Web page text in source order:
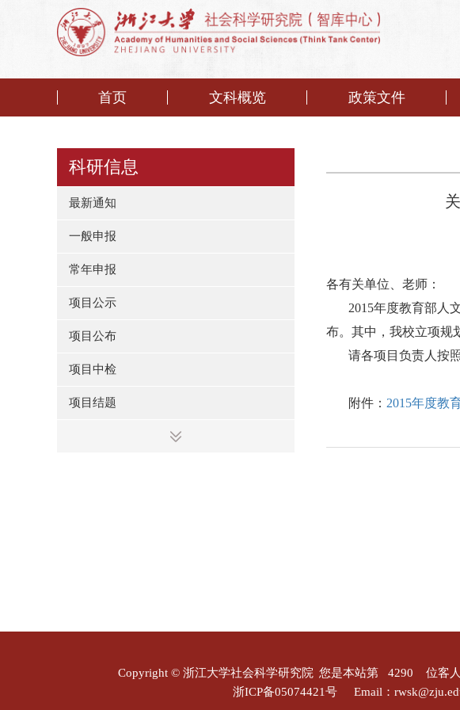
首页 文科概览 政策文件
科研信息
最新通知
一般申报
常年申报
项目公示
项目公布
项目中检
项目结题
各有关单位、老师：
2015年度教育部人
布。其中，我校立项规
请各项目负责人按
附件： 2015年度教
Copyright © 浙江大学社会科学研究院 您是本站第 4290 位客
浙ICP备05074421号
Email：